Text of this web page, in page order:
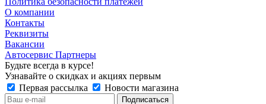
О компании
Контакты
Реквизиты
Вакансии
Автосервис Партнеры
Будьте всегда в курсе!
Узнавайте о скидках и акциях первым
Первая рассылка
Новости магазина